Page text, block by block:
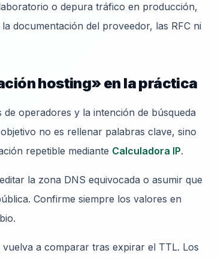
o depura tráfico en producción,
documentación del proveedor, las RFC ni
hosting» en la práctica
operadores y la intención de búsqueda
no es rellenar palabras clave, sino
repetible mediante Calculadora IP.
la zona DNS equivocada o asumir que
Confirme siempre los valores en
a comparar tras expirar el TTL. Los